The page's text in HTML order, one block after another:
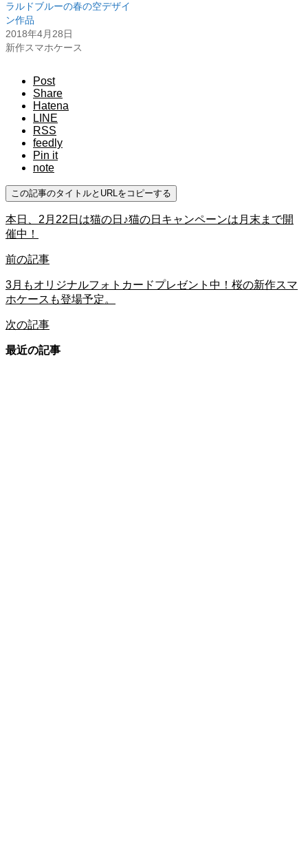
ラルドブルーの春の空デザイ
ン作品
2018年4月28日
新作スマホケース
Post
Share
Hatena
LINE
RSS
feedly
Pin it
note
この記事のタイトルとURLをコピーする
本日、2月22日は猫の日♪猫の日キャンペーンは月末まで開
催中！
前の記事
3月もオリジナルフォトカードプレゼント中！桜の新作スマ
ホケースも登場予定。
次の記事
最近の記事